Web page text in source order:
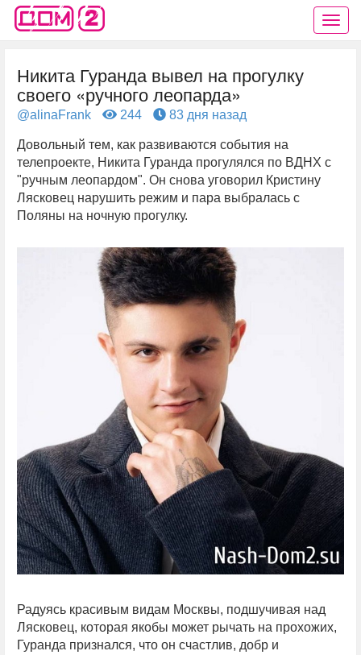
Никита Гуранда вывел на прогулку
своего «ручного леопарда»
@alinaFrank 244 83 дня назад
Довольный тем, как развиваются события на
телепроекте, Никита Гуранда прогулялся по ВДНХ с
"ручным леопардом". Он снова уговорил Кристину
Лясковец нарушить режим и пара выбралась с
Поляны на ночную прогулку.
Радуясь красивым видам Москвы, подшучивая над
Лясковец, которая якобы может рычать на прохожих,
Гуранда признался, что он счастлив, добр и